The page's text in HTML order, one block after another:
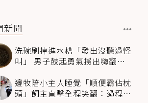
新聞
洗碗刷掉進水槽「發出沒聽過怪
叫」 男子鼓起勇氣撈出嗨翻：
邊牧陪小主人睡覺「順便霸佔枕
頭」飼主直擊全程笑翻：過程絲